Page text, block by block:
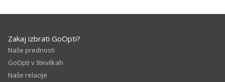
Zakaj izbrati GoOpti?
Naše prednosti
GoOpti v številkah
Naše relacije